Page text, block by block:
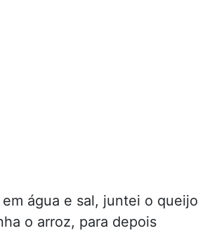
água e sal, juntei o queijo
o arroz, para depois